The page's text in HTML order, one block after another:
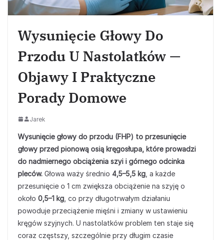
Wysunięcie Głowy Do
Przodu U Nastolatków —
Objawy I Praktyczne
Porady Domowe
Jarek
Wysunięcie głowy do przodu (FHP) to przesunięcie
głowy przed pionową osią kręgosłupa, które prowadzi
do nadmiernego obciążenia szyi i górnego odcinka
pleców. Głowa waży średnio 4,5–5,5 kg , a każde
przesunięcie o 1 cm zwiększa obciążenie na szyję o
około 0,5–1 kg , co przy długotrwałym działaniu
powoduje przeciążenie mięśni i zmiany w ustawieniu
kręgów szyjnych. U nastolatków problem ten staje się
coraz częstszy, szczególnie przy długim czasie